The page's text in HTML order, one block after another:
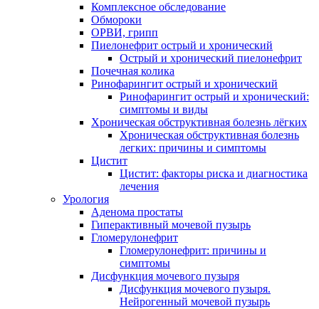
Комплексное обследование
Обмороки
ОРВИ, грипп
Пиелонефрит острый и хронический
Острый и хронический пиелонефрит
Почечная колика
Ринофарингит острый и хронический
Ринофарингит острый и хронический:
симптомы и виды
Хроническая обструктивная болезнь лёгких
Хроническая обструктивная болезнь
легких: причины и симптомы
Цистит
Цистит: факторы риска и диагностика
лечения
Урология
Аденома простаты
Гиперактивный мочевой пузырь
Гломерулонефрит
Гломерулонефрит: причины и
симптомы
Дисфункция мочевого пузыря
Дисфункция мочевого пузыря.
Нейрогенный мочевой пузырь